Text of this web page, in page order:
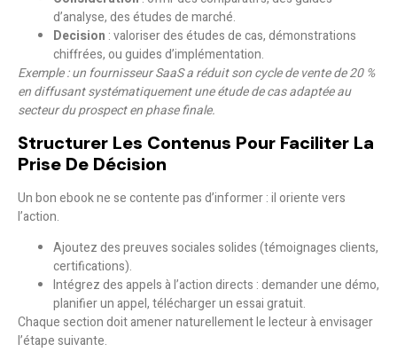
d’analyse, des études de marché.
Decision : valoriser des études de cas, démonstrations
chiffrées, ou guides d’implémentation.
Exemple : un fournisseur SaaS a réduit son cycle de vente de 20 %
en diffusant systématiquement une étude de cas adaptée au
secteur du prospect en phase finale.
Structurer Les Contenus Pour Faciliter La
Prise De Décision
Un bon ebook ne se contente pas d’informer : iloriente vers
l’action.
Ajoutez des preuves sociales solides (témoignages clients,
certifications).
Intégrez des appels à l’action directs : demander une démo,
planifier un appel, télécharger un essai gratuit.
Chaque section doit amener naturellement le lecteur à envisager
l’étape suivante.